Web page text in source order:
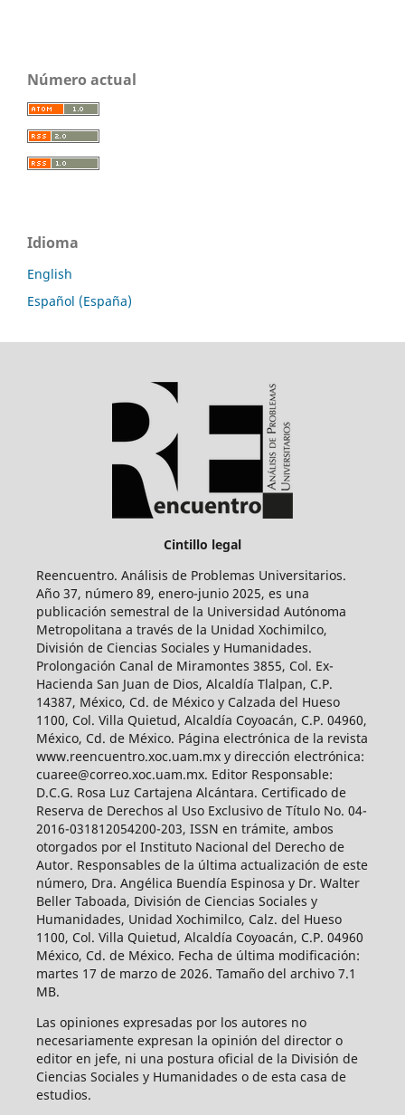
Número actual
Idioma
English
Español (España)
Cintillo legal
Reencuentro. Análisis de Problemas Universitarios.
Año 37, número 89, enero-junio 2025, es una
publicación semestral de la Universidad Autónoma
Metropolitana a través de la Unidad Xochimilco,
División de Ciencias Sociales y Humanidades.
Prolongación Canal de Miramontes 3855, Col. Ex-
Hacienda San Juan de Dios, Alcaldía Tlalpan, C.P.
14387, México, Cd. de México y Calzada del Hueso
1100, Col. Villa Quietud, Alcaldía Coyoacán, C.P. 04960,
México, Cd. de México. Página electrónica de la revista
www.reencuentro.xoc.uam.mx y dirección electrónica:
cuaree@correo.xoc.uam.mx. Editor Responsable:
D.C.G. Rosa Luz Cartajena Alcántara. Certificado de
Reserva de Derechos al Uso Exclusivo de Título No. 04-
2016-031812054200-203, ISSN en trámite, ambos
otorgados por el Instituto Nacional del Derecho de
Autor. Responsables de la última actualización de este
número, Dra. Angélica Buendía Espinosa y Dr. Walter
Beller Taboada, División de Ciencias Sociales y
Humanidades, Unidad Xochimilco, Calz. del Hueso
1100, Col. Villa Quietud, Alcaldía Coyoacán, C.P. 04960
México, Cd. de México. Fecha de última modificación:
martes 17 de marzo de 2026. Tamaño del archivo 7.1
MB.
Las opiniones expresadas por los autores no
necesariamente expresan la opinión del director o
editor en jefe, ni una postura oficial de la División de
Ciencias Sociales y Humanidades o de esta casa de
estudios.